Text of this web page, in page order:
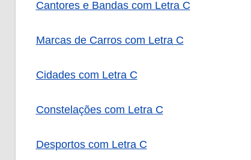
Cantores e Bandas com Letra C
Marcas de Carros com Letra C
Cidades com Letra C
Constelações com Letra C
Desportos com Letra C